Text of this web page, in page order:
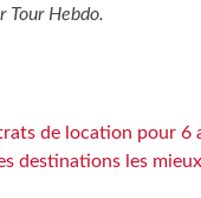
Tour Hebdo.
de location pour 6
destinations les